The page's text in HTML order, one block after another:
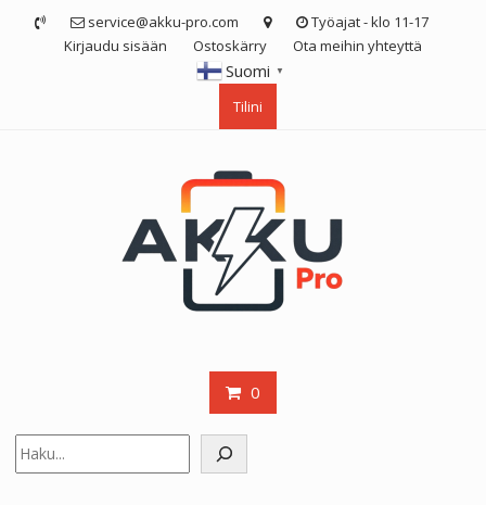
service@akku-pro.com
Työajat - klo 11-17
Kirjaudu sisään
Ostoskärry Ota meihin yhteyttä
Suomi ▼
Tilini
0